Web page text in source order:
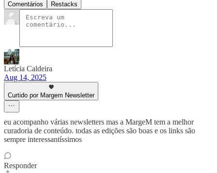
Comentários Restacks
Letícia Caldeira
Aug 14, 2025
Curtido por Margem Newsletter
eu acompanho várias newsletters mas a MargeM tem a melhor
curadoria de conteúdo. todas as edições são boas e os links são
sempre interessantíssimos
Responder